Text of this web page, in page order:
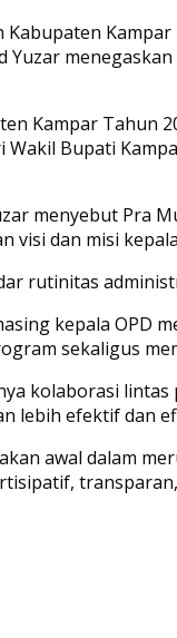
Yuzar
Kampar Tahun
Wakil Bupati
menyebut Pra
visi dan misi
rutinitas
kepala OPD
sekaligus
kolaborasi lintas
lebih efektif dan
awal dalam